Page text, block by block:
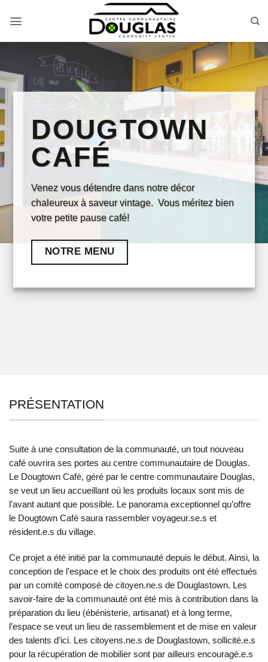
DOUGTOWN
CAFÉ
Venez vous détendre dans notre décor
chaleureux à saveur vintage. Vous méritez bien
votre petite pause café!
NOTRE MENU
PRÉSENTATION
Suite à une consultation de la communauté, un tout nouveau
café ouvrira ses portes au centre communautaire de Douglas.
Le Dougtown Café, géré par le centre communautaire Douglas,
se veut un lieu accueillant où les produits locaux sont mis de
l’avant autant que possible. Le panorama exceptionnel qu’offre
le Dougtown Café saura rassembler voyageur.se.s et
résident.e.s du village.
Ce projet a été initié par la communauté depuis le début. Ainsi, la
conception de l’espace et le choix des produits ont été effectués
par un comité composé de citoyen.ne.s de Douglastown. Les
savoir-faire de la communauté ont été mis à contribution dans la
préparation du lieu (ébénisterie, artisanat) et à long terme,
l’espace se veut un lieu de rassemblement et de mise en valeur
des talents d’ici. Les citoyens.ne.s de Douglastown, sollicité.e.s
pour la récupération de mobilier sont par ailleurs encouragé.e.s